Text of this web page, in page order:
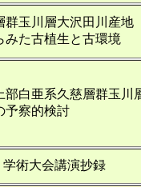
群玉川層大沢田川産地
みた古植生と古環境
部白亜系久慈層群玉川
予察的検討
術大会講演抄録